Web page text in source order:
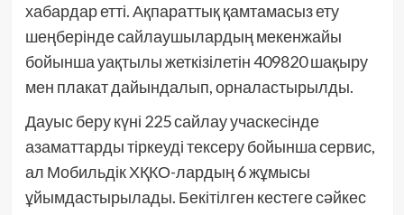
хабардар етті. Ақпараттық қамтамасыз ету
шеңберінде сайлаушылардың мекенжайы
бойынша уақтылы жеткізілетін 409820 шақыру
мен плакат дайындалып, орналастырылды.
Дауыс беру күні 225 сайлау учаскесінде
азаматтарды тіркеуді тексеру бойынша сервис,
ал Мобильдік ХҚКО-лардың 6 жұмысы
ұйымдастырылады. Бекітілген кестеге сәйкес